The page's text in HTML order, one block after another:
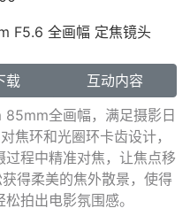
F5.6 全画幅 定焦镜头
载
互动内容
全画幅，满足摄影日
焦环和光圈环卡齿设计，
程中精准对焦，让焦点移
得柔美的焦外散景，使得
拍出电影氛围感。